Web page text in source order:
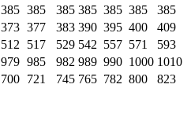
385 385 385 385 385 385
385
373 377 383 390 395 400
409
512 517 529 542 557 571
593
979 985 982 989 990 1000 1010
700 721 745 765 782 800 823